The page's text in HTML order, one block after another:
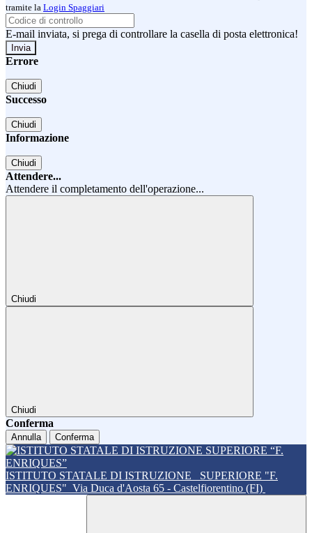
tramite la Login Spaggiari
E-mail inviata, si prega di controllare la casella di posta elettronica!
Errore
Chiudi
Successo
Chiudi
Informazione
Chiudi
Attendere...
Attendere il completamento dell'operazione...
Chiudi
Chiudi
Conferma
Annulla Conferma
ISTITUTO STATALE DI ISTRUZIONE
SUPERIORE "F.
ENRIQUES" Via Duca d'Aosta 65 - Castelfiorentino (FI)